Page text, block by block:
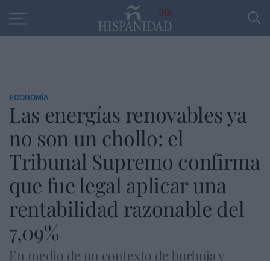
30
ECONOMÍA
Las energías renovables ya
no son un chollo: el
Tribunal Supremo confirma
que fue legal aplicar una
rentabilidad razonable del
7,09%
En medio de un contexto de burbuja y